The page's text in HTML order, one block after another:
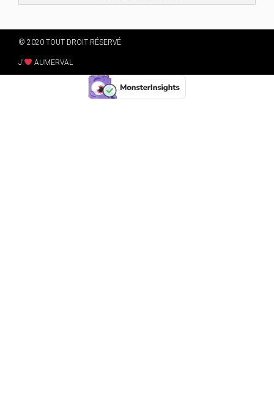
© 2020 TOUT DROIT RÉSERVÉ
J' AUMERVAL